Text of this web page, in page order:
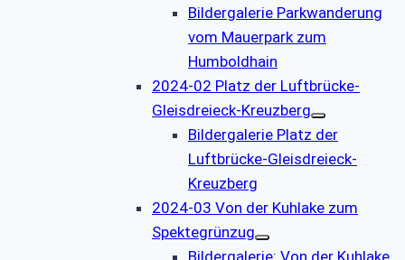
Bildergalerie Parkwanderung
vom Mauerpark zum
Humboldhain
2024-02 Platz der Luftbrücke-
Gleisdreieck-Kreuzberg
Bildergalerie Platz der
Luftbrücke-Gleisdreieck-
Kreuzberg
2024-03 Von der Kuhlake zum
Spektegrünzug
Bildergalerie: Von der Kuhlake